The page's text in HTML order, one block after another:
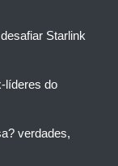
Starlink
líderes do
verdades,